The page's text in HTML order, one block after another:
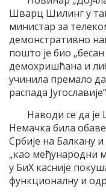
Шварц Шилинг у
министар за
демонстративно
пошто је био
демохришћана и
учинила премало
распада
Наводи се да
Немачка била
Србије на Балкану
„као међународни
у БиХ касније
функционалну и